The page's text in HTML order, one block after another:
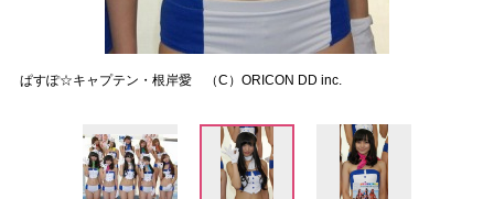
ぱすぽ☆キャプテン・根岸愛 （C）ORICON DD inc.